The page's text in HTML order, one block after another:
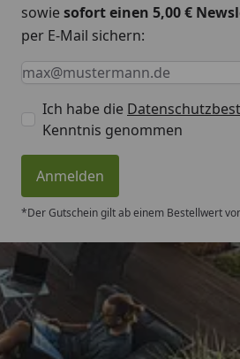
sowiesofort einen 5,00 €
per E-Mail sichern:
Keine Eingabe erforderlich
Eingabe erforderlich
E-Mail *
Ich habe die
Kenntnis genommen
Anmelden
*Der Gutschein gilt ab einem Bestellwert
Trusted
4,50/ 5